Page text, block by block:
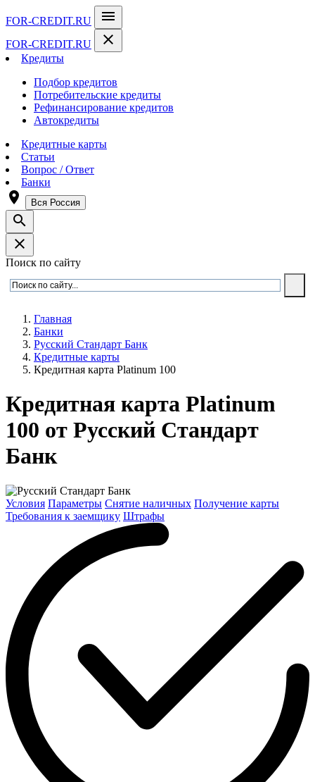
FOR-CREDIT.RU menu
FOR-CREDIT.RU close
Кредиты
Подбор кредитов
Потребительские кредиты
Рефинансирование кредитов
Автокредиты
Кредитные карты
Статьи
Вопрос / Ответ
Банки
room Вся Россия
search
close
Поиск по сайту
Главная
Банки
Русский Стандарт Банк
Кредитные карты
Кредитная карта Platinum 100
Кредитная карта Platinum
100 от Русский Стандарт
Банк
Условия Параметры Снятие наличных Получение карты
Требования к заемщику Штрафы